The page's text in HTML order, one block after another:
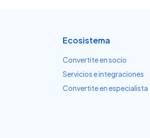
Ecosistema
Convertite en socio
Servicios e integraciones
Convertite en especialista